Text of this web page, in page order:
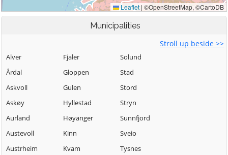
Municipalities
Stroll up beside >>
Alver
Årdal
Askvoll
Askøy
Aurland
Austevoll
Austrheim
Fjaler
Gloppen
Gulen
Hyllestad
Høyanger
Kinn
Kvam
Solund
Stad
Stord
Stryn
Sunnfjord
Sveio
Tysnes